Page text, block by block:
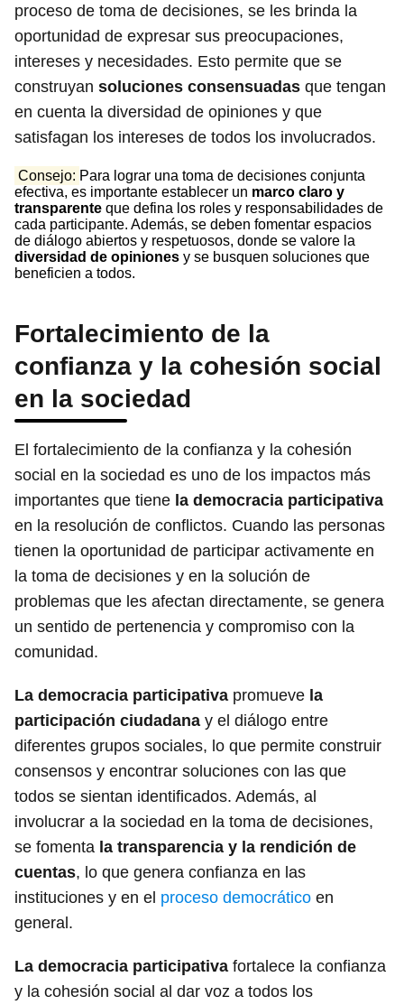
proceso de toma de decisiones, se les brinda la
oportunidad de expresar sus preocupaciones,
intereses y necesidades. Esto permite que se
construyan soluciones consensuadas que tengan
en cuenta la diversidad de opiniones y que
satisfagan los intereses de todos los involucrados.
Consejo: Para lograr una toma de decisiones conjunta
efectiva, es importante establecer un marco claro y
transparente que defina los roles y responsabilidades de
cada participante. Además, se deben fomentar espacios
de diálogo abiertos y respetuosos, donde se valore la
diversidad de opiniones y se busquen soluciones que
beneficien a todos.
Fortalecimiento de la
confianza y la cohesión social
en la sociedad
El fortalecimiento de la confianza y la cohesión
social en la sociedad es uno de los impactos más
importantes que tiene la democracia participativa
en la resolución de conflictos. Cuando las personas
tienen la oportunidad de participar activamente en
la toma de decisiones y en la solución de
problemas que les afectan directamente, se genera
un sentido de pertenencia y compromiso con la
comunidad.
La democracia participativa promueve la
participación ciudadana y el diálogo entre
diferentes grupos sociales, lo que permite construir
consensos y encontrar soluciones con las que
todos se sientan identificados. Además, al
involucrar a la sociedad en la toma de decisiones,
se fomenta la transparencia y la rendición de
cuentas, lo que genera confianza en las
instituciones y en el proceso democrático en
general.
La democracia participativa fortalece la confianza
y la cohesión social al dar voz a todos los